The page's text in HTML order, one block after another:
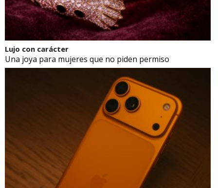
Lujo con carácter
Una joya para mujeres que no piden permiso